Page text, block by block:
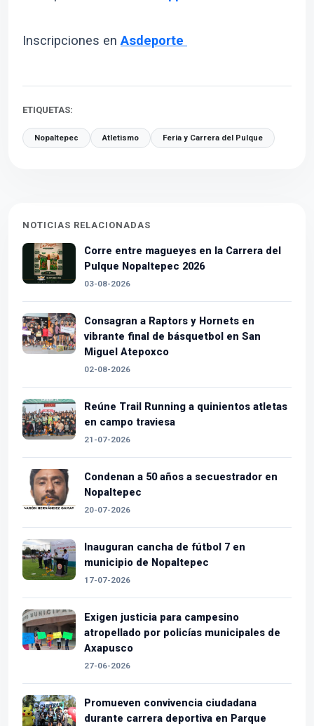
Inscripciones en Asdeporte
ETIQUETAS:
Nopaltepec Atletismo Feria y Carrera del Pulque
NOTICIAS RELACIONADAS
Corre entre magueyes en la Carrera del
Pulque Nopaltepec 2026
03-08-2026
Consagran a Raptors y Hornets en
vibrante final de básquetbol en San
Miguel Atepoxco
02-08-2026
Reúne Trail Running a quinientos atletas
en campo traviesa
21-07-2026
Condenan a 50 años a secuestrador en
Nopaltepec
20-07-2026
Inauguran cancha de fútbol 7 en
municipio de Nopaltepec
17-07-2026
Exigen justicia para campesino
atropellado por policías municipales de
Axapusco
27-06-2026
Promueven convivencia ciudadana
durante carrera deportiva en Parque